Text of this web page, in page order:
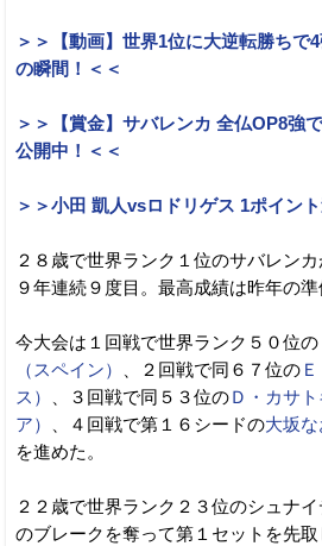
＞＞【動画】世界1位に大逆転勝ちで
の瞬間！＜＜
＞＞【賞金】サバレンカ 全仏OP8強
公開中！＜＜
＞＞小田 凱人vsロドリゲス 1ポイン
２８歳で世界ランク１位のサバレン
９年連続９度目。最高成績は昨年の準
今大会は１回戦で世界ランク５０位の
（スペイン）
、２回戦で同６７位の
ス）
、３回戦で同５３位のＤ・カサ
ア）
、４回戦で第１６シードの大坂な
を進めた。
２２歳で世界ランク２３位のシュナ
のブレークを奪って第１セットを先